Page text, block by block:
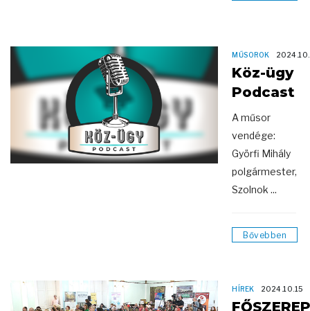
MŰSOROK
Köz-ügy
Podcast
A műsor
vendége:
Györfi Mihály
polgármester,
Szolnok ...
Bővebben
HÍREK 2024.10.15